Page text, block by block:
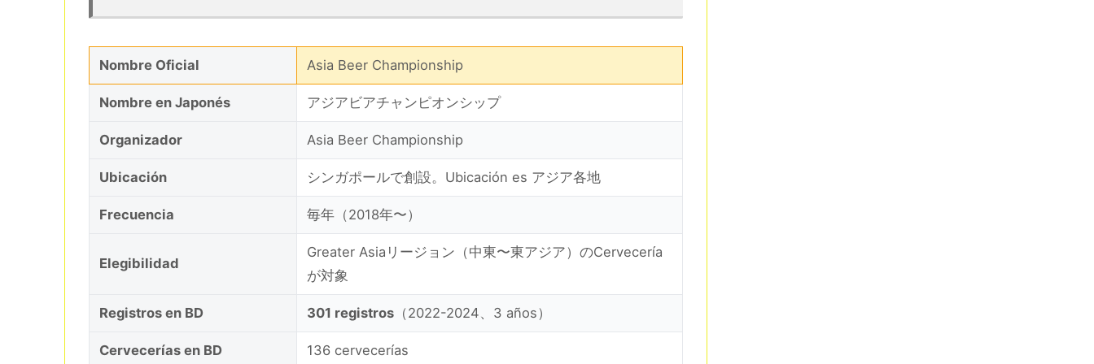
Nombre Oficial Asia Beer Championship
Nombre en Japonés アジアビアチャンピオンシップ
Organizador Asia Beer Championship
Ubicación シンガポールで創設。Ubicación es アジア各地
Frecuencia 毎年（2018年〜）
Elegibilidad
Greater Asiaリージョン（中東〜東アジア）のCervecería
が対象
Registros en BD 301 registros （2022-2024、3 años）
Cervecerías en BD 136 cervecerías